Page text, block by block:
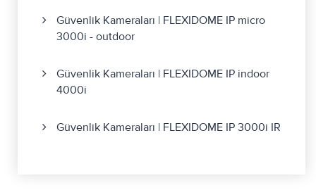
Güvenlik Kameraları | FLEXIDOME IP micro
3000i - outdoor
Güvenlik Kameraları | FLEXIDOME IP indoor
4000i
Güvenlik Kameraları | FLEXIDOME IP 3000i IR